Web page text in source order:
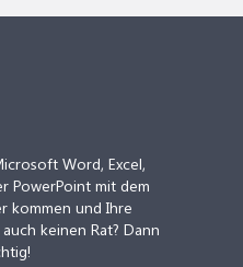
Word, Excel,
PowerPoint mit dem
kommen und Ihre
keinen Rat? Dann